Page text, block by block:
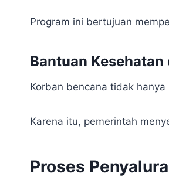
Program ini bertujuan
Bantuan
Korban bencana tidak
Karena itu, pemerintah
Proses